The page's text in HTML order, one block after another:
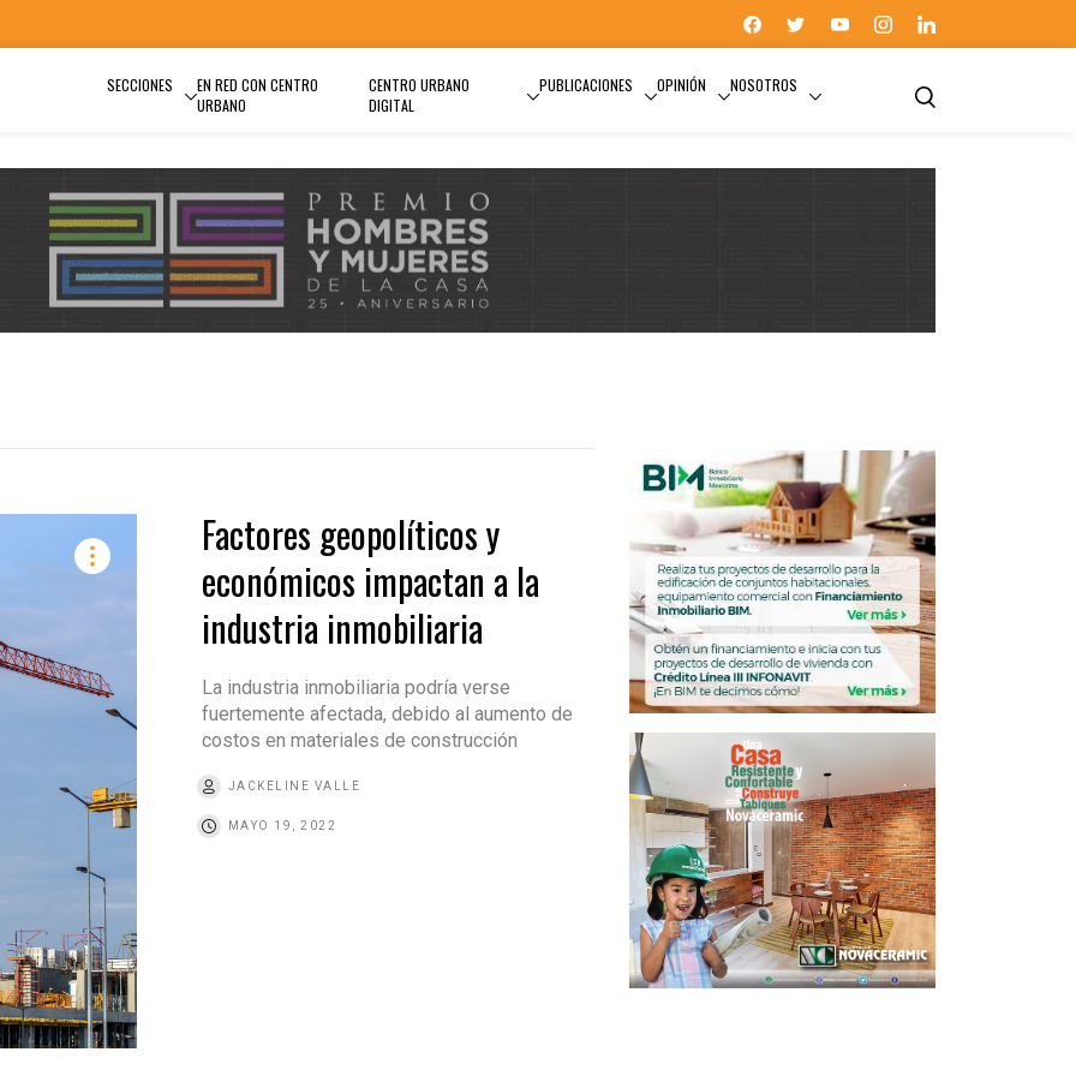
SECCIONES
EN RED CON CENTRO
URBANO
CENTRO URBANO
DIGITAL
PUBLICACIONES OPINIÓN NOSOTROS
Factores geopolíticos y
económicos impactan a la
industria inmobiliaria
La industria inmobiliaria podría verse
fuertemente afectada, debido al aumento de
costos en materiales de construcción
JACKELINE VALLE
MAYO 19, 2022
CADENA DE VALOR INMOBILIARIA